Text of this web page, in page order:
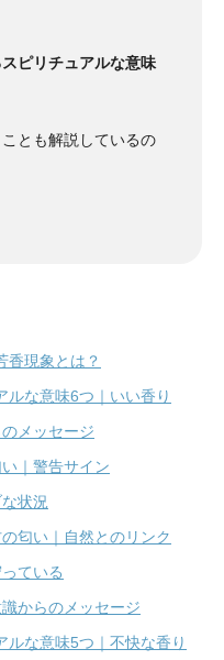
ピリチュアルな意味
とも解説しているの
香現象とは？
ルな意味6つ｜いい香り
メッセージ
｜警告サイン
状況
匂い｜自然とのリンク
ている
からのメッセージ
ルな意味5つ｜不快な香り